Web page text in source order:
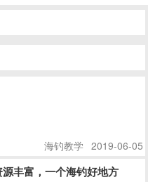
海钓教学 2019-06-05
丰富，一个海钓好地方